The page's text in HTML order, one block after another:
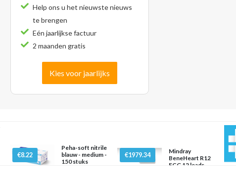
Help ons u het nieuwste nieuws
te brengen
Eén jaarlijkse factuur
2 maanden gratis
Kies voor jaarlijks
€8.22
Peha-soft nitrile
blauw - medium -
150 stuks
€1979.34
Mindray
BeneHeart R12
ECG 12 leads